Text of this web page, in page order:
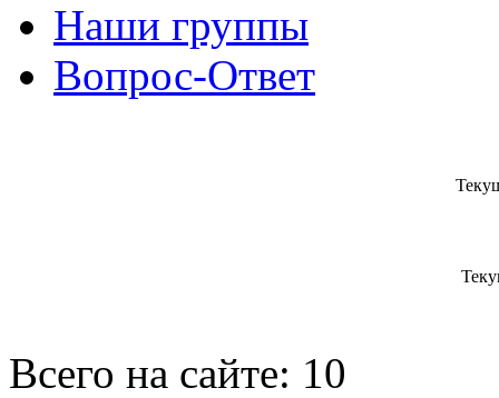
Наши группы
Вопрос-Ответ
Всего на сайте: 10